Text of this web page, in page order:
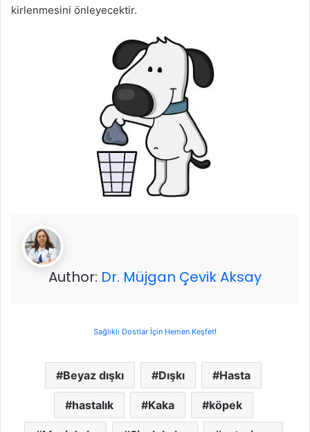
kirlenmesini önleyecektir.
Author: Dr. Müjgan Çevik Aksay
Sağlıklı Dostlar İçin Hemen Keşfet!
Beyaz dışkı Dışkı Hasta
hastalık Kaka köpek